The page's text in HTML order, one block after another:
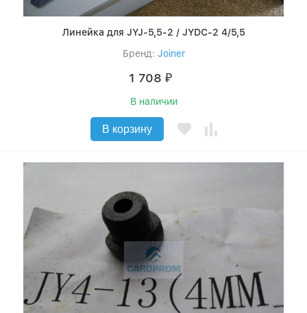
Линейка для JYJ-5,5-2 / JYDС-2 4/5,5
Бренд: Joiner
1 708 ₽
В наличии
В корзину